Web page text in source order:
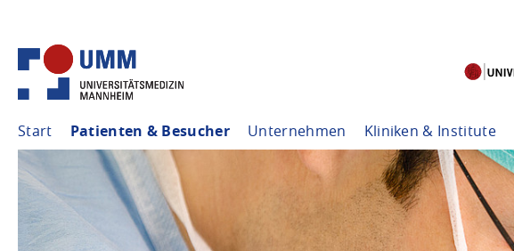
Start Patienten & Besucher Unternehmen Kliniken & Institute